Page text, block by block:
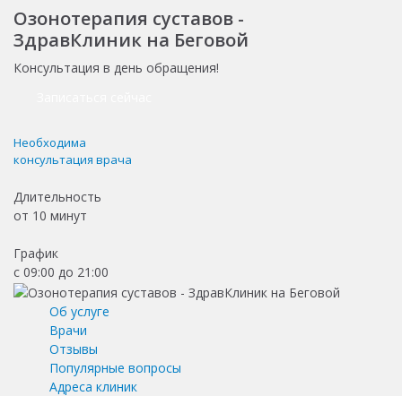
Озонотерапия суставов -
ЗдравКлиник на Беговой
Консультация в день обращения!
Необходима
консультация врача
Длительность
от 10 минут
График
с 09:00 до 21:00
Об услуге
Врачи
Отзывы
Популярные вопросы
Адреса клиник